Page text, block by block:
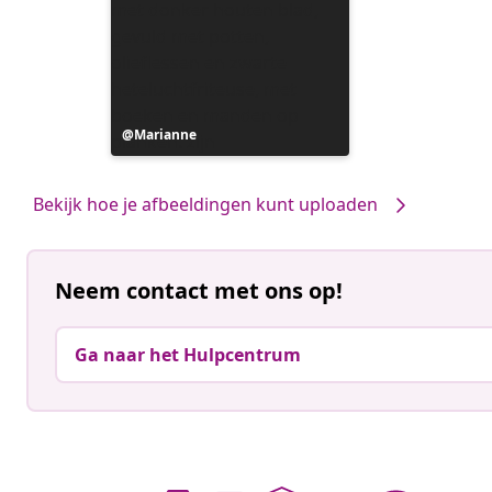
Bericht
gepubliceerd
Marianne
Bekijk hoe je afbeeldingen kunt uploaden
Neem contact met ons op!
Ga naar het Hulpcentrum